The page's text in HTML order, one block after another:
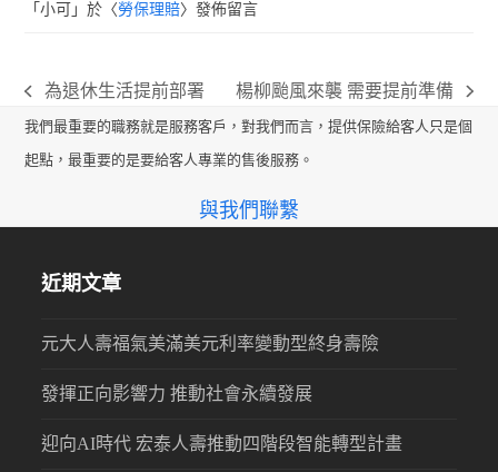
「小可 」於〈勞保理賠〉發佈留言
previous
post:
為退休生活提前部署
next
post:
楊柳颱風來襲 需要提前準備
我們最重要的職務就是服務客戶，對我們而言，提供保險給客人只是個
起點，最重要的是要給客人專業的售後服務。
與我們聯繫
近期文章
元大人壽福氣美滿美元利率變動型終身壽險
發揮正向影響力 推動社會永續發展
迎向AI時代 宏泰人壽推動四階段智能轉型計畫